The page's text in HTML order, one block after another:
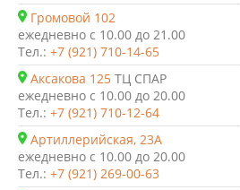
Громовой 102
ежедневно с 10.00 до 21.00
Тел.: +7 (921) 710-14-65
Аксакова 125 ТЦ СПАР
ежедневно с 10.00 до 20.00
Тел.: +7 (921) 710-12-64
Артиллерийская, 23А
ежедневно с 10.00 до 20.00
Тел.: +7 (921) 269-00-63